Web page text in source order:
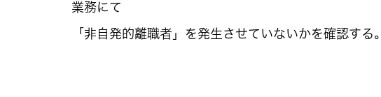
業務にて
「非自発的離職者」を発生させていないかを確認する。